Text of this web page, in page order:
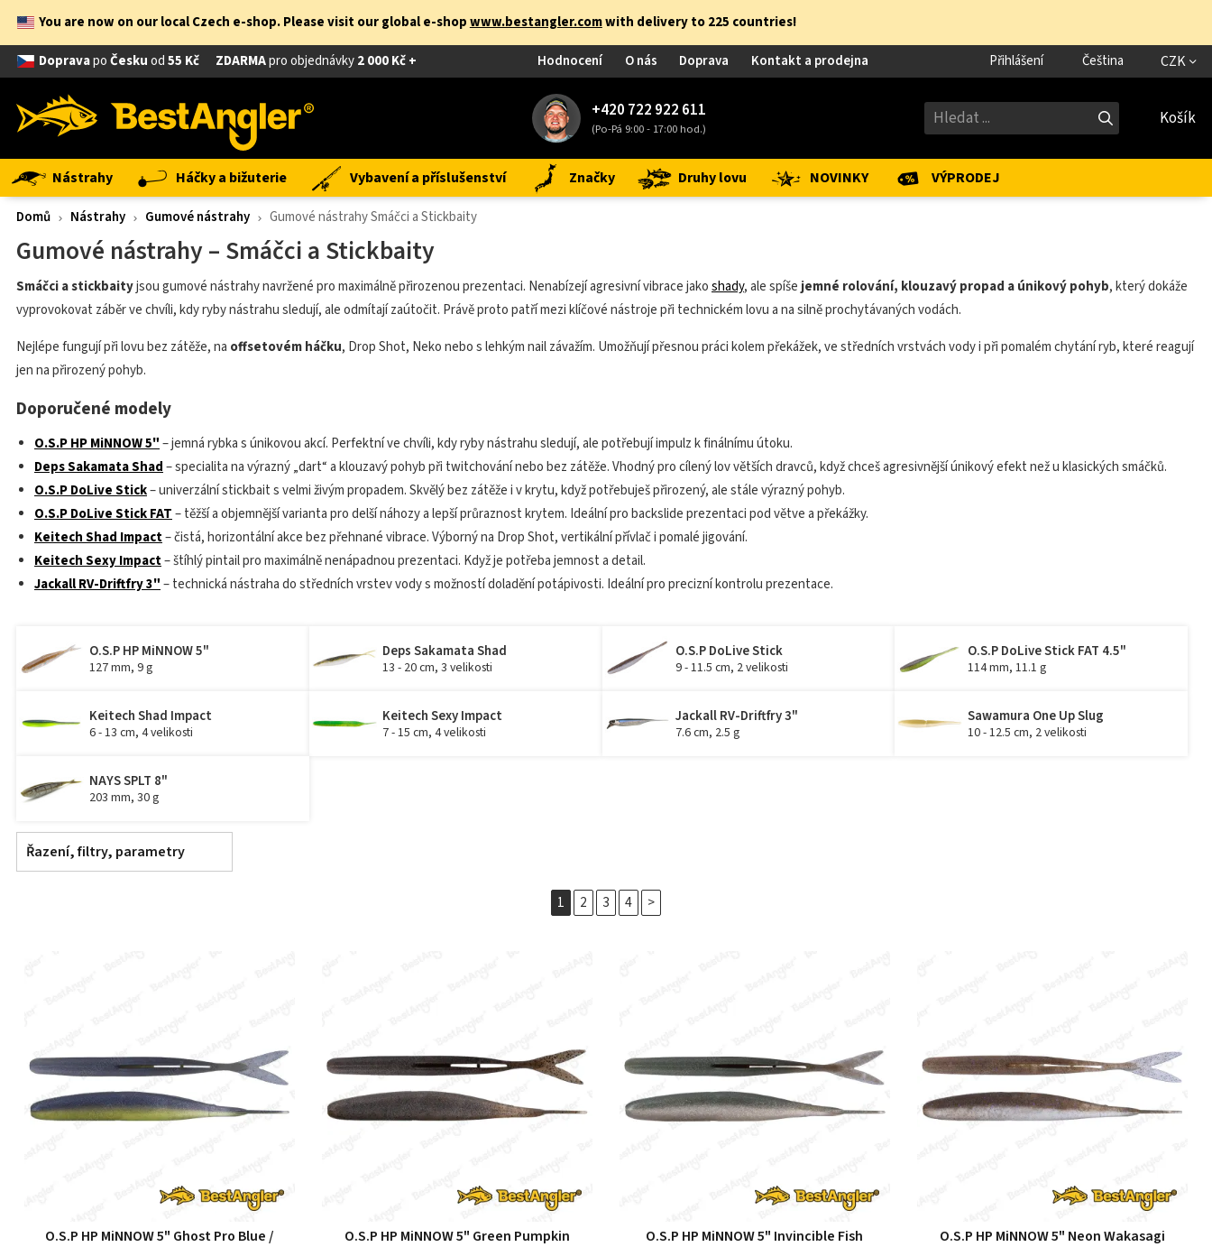
You are now on our local Czech e-shop. Please visit our global e-shopwww.bestangler.comwith delivery to 225 countries!
DopravapoČeskuod55 Kč ZDARMApro objednávky2 000 Kč + Hodnocení O nás Doprava Kontakt a prodejna Přihlášení Čeština CZK
+420 722 922 611
(Po-Pá 9:00 - 17:00 hod.) Košík
Nástrahy Háčky a bižuterie Vybavení a příslušenství Značky Druhy lovu NOVINKY VÝPRODEJ
Domů Nástrahy Gumové nástrahy Gumové nástrahy Smáčci a Stickbaity
Gumové nástrahy – Smáčci a Stickbaity
Smáčci a stickbaityjsou gumové nástrahy navržené pro maximálně přirozenou prezentaci. Nenabízejí agresivní vibrace jakoshady, ale spíše jemné rolování, klouzavý propad a únikový pohyb, který dokáže
vyprovokovat záběr ve chvíli, kdy ryby nástrahu sledují, ale odmítají zaútočit. Právě proto patří mezi klíčové nástroje při technickém lovu a na silně prochytávaných vodách.
Nejlépe fungují při lovu bez zátěže, na offsetovém háčku, Drop Shot, Neko nebo s lehkým nail závažím. Umožňují přesnou práci kolem překážek, ve středních vrstvách vody i při pomalém chytání ryb, které reagují
jen na přirozený pohyb.
Doporučené modely
O.S.P HP MiNNOW 5"– jemná rybka s únikovou akcí. Perfektní ve chvíli, kdy ryby nástrahu sledují, ale potřebují impulz k finálnímu útoku.
Deps Sakamata Shad– specialita na výrazný „dart“ a klouzavý pohyb při twitchování nebo bez zátěže. Vhodný pro cílený lov větších dravců, když chceš agresivnější únikový efekt než u klasických smáčků.
O.S.P DoLive Stick– univerzální stickbait s velmi živým propadem. Skvělý bez zátěže i v krytu, když potřebuješ přirozený, ale stále výrazný pohyb.
O.S.P DoLive Stick FAT– těžší a objemnější varianta pro delší náhozy a lepší průraznost krytem. Ideální pro backslide prezentaci pod větve a překážky.
Keitech Shad Impact– čistá, horizontální akce bez přehnané vibrace. Výborný na Drop Shot, vertikální přívlač i pomalé jigování.
Keitech Sexy Impact– štíhlý pintail pro maximálně nenápadnou prezentaci. Když je potřeba jemnost a detail.
Jackall RV-Driftfry 3"– technická nástraha do středních vrstev vody s možností doladění potápivosti. Ideální pro precizní kontrolu prezentace.
O.S.P HP MiNNOW 5"
127 mm, 9 g
Deps Sakamata Shad
13 - 20 cm, 3 velikosti
O.S.P DoLive Stick
9 - 11.5 cm, 2 velikosti
O.S.P DoLive Stick FAT 4.5"
114 mm, 11.1 g
Keitech Shad Impact
6 - 13 cm, 4 velikosti
Keitech Sexy Impact
7 - 15 cm, 4 velikosti
Jackall RV-Driftfry 3"
7.6 cm, 2.5 g
Sawamura One Up Slug
10 - 12.5 cm, 2 velikosti
NAYS SPLT 8"
203 mm, 30 g
Řazení, filtry, parametry
1 2 3 4 >
O.S.P HP MiNNOW 5" Ghost Pro Blue /
O.S.P HP MiNNOW 5" Green Pumpkin
O.S.P HP MiNNOW 5" Invincible Fish
O.S.P HP MiNNOW 5" Neon Wakasagi